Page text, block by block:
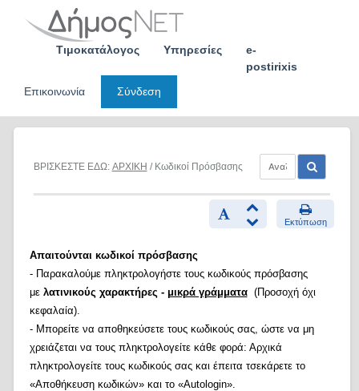
Τιμοκατάλογος Υπηρεσίες
e-
postirixis
Επικοινωνία
Σύνδεση
ΒΡΙΣΚΕΣΤΕ ΕΔΩ: ΑΡΧΙΚΗ / Κωδικοί Πρόσβασης
Εκτύπωση
Απαιτούνται κωδικοί πρόσβασης
- Παρακαλούμε πληκτρολογήστε τους κωδικούς πρόσβασης
με λατινικούς χαρακτήρες - μικρά γράμματα(Προσοχή όχι
κεφαλαία).
- Μπορείτε να αποθηκεύσετε τους κωδικούς σας, ώστε να μη
χρειάζεται να τους πληκτρολογείτε κάθε φορά: Αρχικά
πληκτρολογείτε τους κωδικούς σας και έπειτα τσεκάρετε το
«Αποθήκευση κωδικών» και το «Autologin».